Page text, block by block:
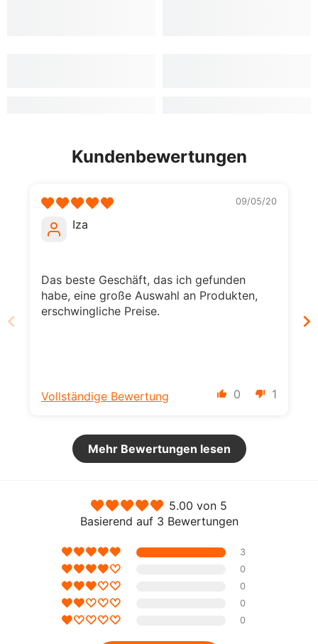
Kundenbewertungen
09/05/20
Iza
Das beste Geschäft, das ich gefunden
habe, eine große Auswahl an Produkten,
erschwingliche Preise.
0 1
Vollständige Bewertung
Mehr Bewertungen lesen
5.00 von 5
Basierend auf 3 Bewertungen
3
0
0
0
0